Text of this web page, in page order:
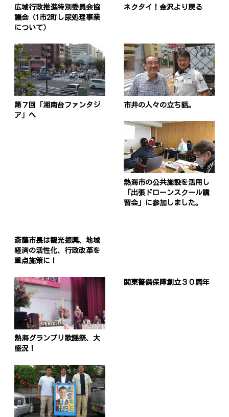
広域行政推進特別委員会協
議会（1市2町し尿処理事業
について）
ネクタイ！金沢より戻る
第７回「湘南台ファンタジ
ア」へ
市井の人々の立ち話。
熱海市の公共施設を活用し
「出張ドローンスクール講
習会」に参加しました。
斎藤市長は観光振興、地域
経済の活性化、行政改革を
重点施策に！
熱海グランプリ歌謡祭、大
盛況！
関東警備保障創立３０周年